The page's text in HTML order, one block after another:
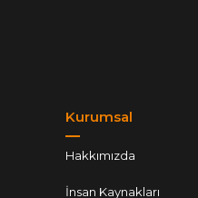
Kurumsal
Hakkımızda
İnsan Kaynakları